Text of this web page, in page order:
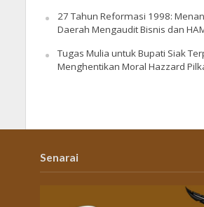
27 Tahun Reformasi 1998:
Daerah Mengaudit Bisnis dan
Tugas Mulia untuk Bupati Siak
Menghentikan Moral Hazzard
Senarai